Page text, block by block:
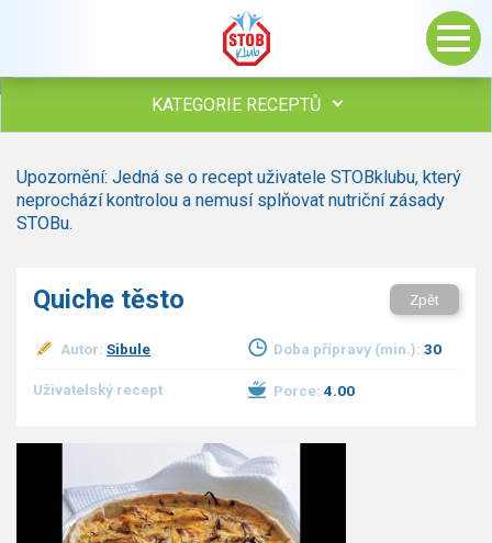
KATEGORIE RECEPTŮ
Polévky
Studená kuchyně
Bezmasé a zeleninové
Sladké pokrmy
Dezerty
Ostatní
GLP-1 recepty
Upozornění: Jedná se o recept uživatele STOBklubu, který
neprochází kontrolou a nemusí splňovat nutriční zásady
STOBu.
Quiche těsto Zpět
Autor: Sibule Doba přípravy (min.): 30
Uživatelský recept Porce: 4.00